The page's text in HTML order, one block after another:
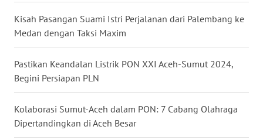
Kisah Pasangan Suami Istri Perjalanan dari Palembang ke
Medan dengan Taksi Maxim
Pastikan Keandalan Listrik PON XXI Aceh-Sumut 2024,
Begini Persiapan PLN
Kolaborasi Sumut-Aceh dalam PON: 7 Cabang Olahraga
Dipertandingkan di Aceh Besar
WN
NUSANTARA
WN
JOGJA
WN
JATIM